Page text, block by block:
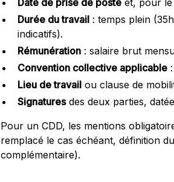
Date de prise de poste et, pour le
Durée du travail : temps plein
indicatifs).
Rémunération : salaire brut
Convention collective applicable
Lieu de travail ou clause de
Signaturesdes deux parties,
Pour un CDD, les mentions
remplacé le cas échéant, définition
complémentaire).